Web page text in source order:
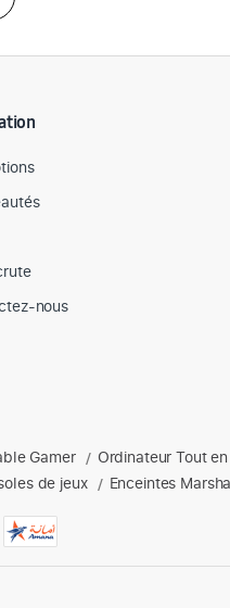
nous
portables, accessoires
Gamer / Ordinateur Tout
de jeux / Enceintes